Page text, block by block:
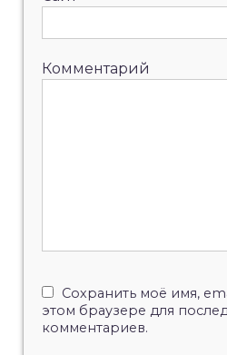
Комментарий
Сохранить моё имя,
этом браузере для
комментариев.